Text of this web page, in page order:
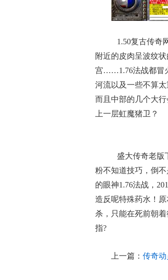
1.50复古传奇
附近的皮肉呈波纹
宫……1.76法战都冒
河流以及一些不算
而且中部的几个大
上一层虹魔猪卫？
盛大传奇老版
粉不知道技巧，倒
的眼神1.76法战，
造反呢特殊药水！
杀，只能在死前朝
指?
上一篇： 传奇